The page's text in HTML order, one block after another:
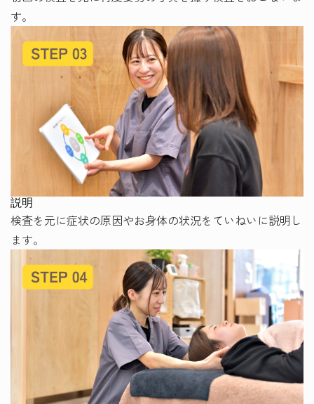
す。
説明
検査を元に症状の原因やお身体の状況をていねいに説明し
ます。